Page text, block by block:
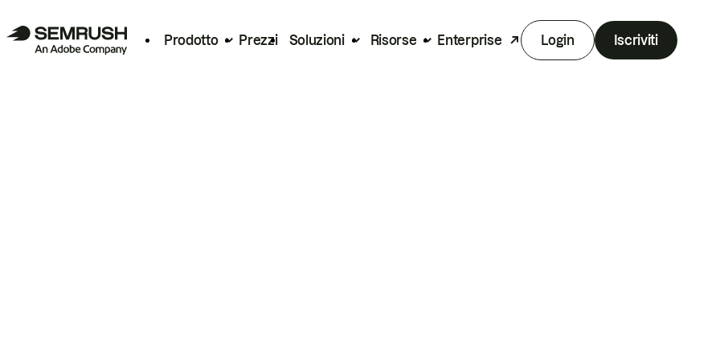
Prodotto Prezzi Soluzioni Risorse Enterprise Login Iscriviti